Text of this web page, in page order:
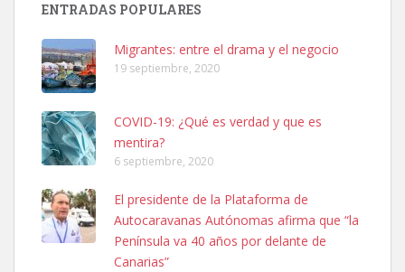
Leales.org » Gran Canaria
SHIBA PERDIDO AVDA JOSE MESA Y LOPEZ
PERRO MACHO RAZA SHIBA CON MICROCHIP PERDIDO HOY
06/07/2025 ZONA MESA Y LOPEZ. ES MUY ASUSTADIZO
Leales.org » Gran Canaria
6.7.2025
ENTRADAS POPULARES
Migrantes: entre el drama y el negocio
19 septiembre, 2020
COVID-19: ¿Qué es verdad y que es
mentira?
6 septiembre, 2020
El presidente de la Plataforma de
Autocaravanas Autónomas afirma que “la
Península va 40 años por delante de
Canarias”